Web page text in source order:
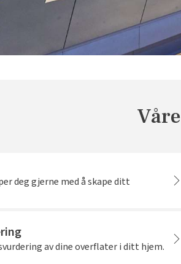
deg gjerne med å skape ditt
av dine overflater i ditt hjem.